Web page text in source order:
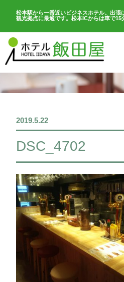
松本駅から一番近いビジネスホテル。出張
観光拠点に最適です。松本ICからは車で15
2019.5.22
DSC_4702